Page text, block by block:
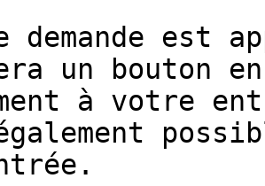
demande est
un bouton
à votre